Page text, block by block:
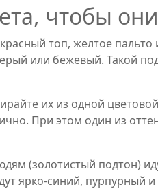
чтобы
топ, желтое
или бежевый. Такой
их из одной
При этом один из
(золотистый подтон)
ярко‑синий, пурпурный